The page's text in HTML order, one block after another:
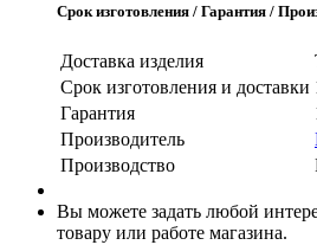
Срок изготовления / Гарантия /
Доставка изделия
Срок изготовления и доставки
Гарантия
Производитель
Производство
Вы можете задать любой
товару или работе магазина.